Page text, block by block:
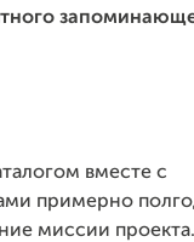
вместе с
примерно
миссии